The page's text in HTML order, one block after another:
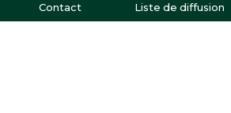
Contact Liste de diffusion